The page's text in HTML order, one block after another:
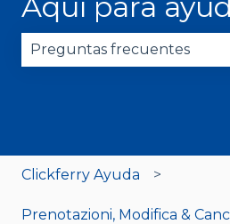
Clickferry Ayuda
Prenotazioni, Modifica &